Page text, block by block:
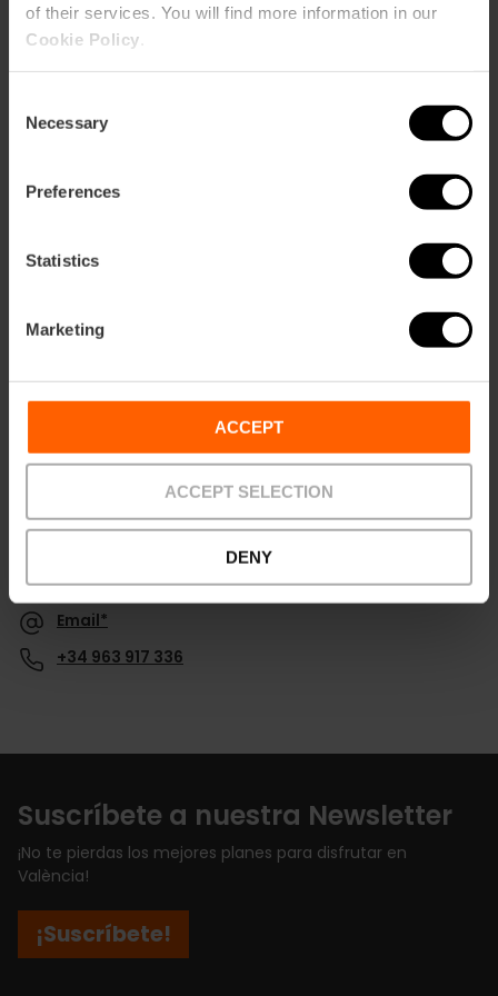
of their services. You will find more information in our
Cookie Policy
Selection
Necessary
Preferences
Statistics
Marketing
ACCEPT
ACCEPT SELECTION
DENY
Email*
+34 963 917 336
Suscríbete a nuestra Newsletter
¡No te pierdas los mejores planes para disfrutar en
València!
¡Suscríbete!